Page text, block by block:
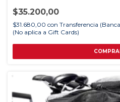
$35.200,00
$31.680,00 con Transferencia
(No aplica a Gift Cards)